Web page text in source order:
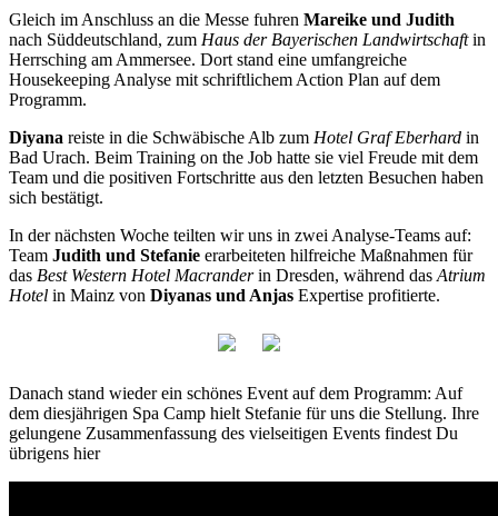
Gleich im Anschluss an die Messe fuhren Mareike und Judith
nach Süddeutschland, zum Haus der Bayerischen Landwirtschaftin
Herrsching am Ammersee. Dort stand eine umfangreiche
Housekeeping Analyse mit schriftlichem Action Plan auf dem
Programm.
Diyana reiste in die Schwäbische Alb zum Hotel Graf Eberhard in
Bad Urach. Beim Training on the Job hatte sie viel Freude mit dem
Team und die positiven Fortschritte aus den letzten Besuchen haben
sich bestätigt.
In der nächsten Woche teilten wir uns in zwei Analyse-Teams auf:
Team Judith und Stefanie erarbeiteten hilfreiche Maßnahmen für
das Best Western Hotel Macranderin Dresden, während das Atrium
Hotel in Mainz von Diyanas und Anjas Expertise profitierte.
Danach stand wieder ein schönes Event auf dem Programm: Auf
dem diesjährigen Spa Camp hielt Stefanie für uns die Stellung. Ihre
gelungene Zusammenfassung des vielseitigen Events findest Du
übrigens hier